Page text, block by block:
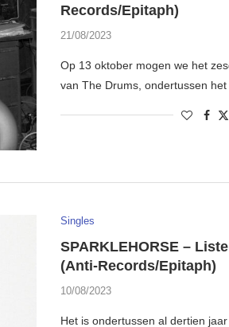
Records/Epitaph)
21/08/2023
Op 13 oktober mogen we het
van The Drums, ondertussen het
Singles
SPARKLEHORSE –
(Anti-Records/Epitaph)
10/08/2023
Het is ondertussen al dertien